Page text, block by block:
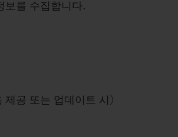
보를 수집합니다.
공 또는 업데이트 시)